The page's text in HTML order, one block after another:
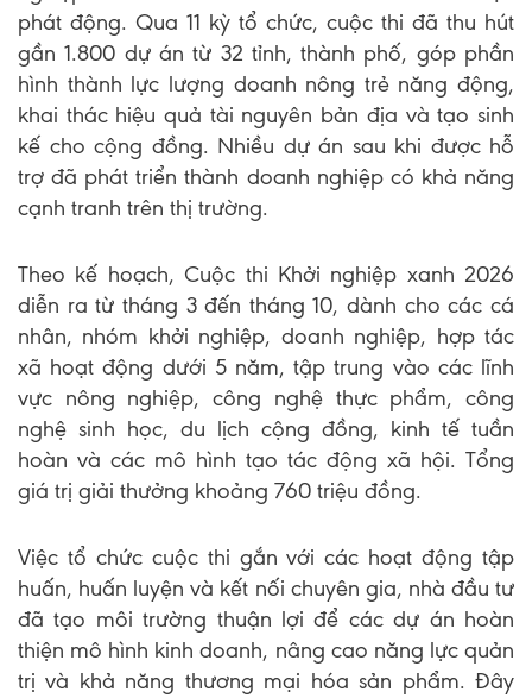
phát động. Qua 11 kỳ tổ chức, cuộc thi đã thu hút
gần 1.800 dự án từ 32 tỉnh, thành phố, góp phần
hình thành lực lượng doanh nông trẻ năng động,
khai thác hiệu quả tài nguyên bản địa và tạo sinh
kế cho cộng đồng. Nhiều dự án sau khi được hỗ
trợ đã phát triển thành doanh nghiệp có khả năng
cạnh tranh trên thị trường.
Theo kế hoạch, Cuộc thi Khởi nghiệp xanh 2026
diễn ra từ tháng 3 đến tháng 10, dành cho các cá
nhân, nhóm khởi nghiệp, doanh nghiệp, hợp tác
xã hoạt động dưới 5 năm, tập trung vào các lĩnh
vực nông nghiệp, công nghệ thực phẩm, công
nghệ sinh học, du lịch cộng đồng, kinh tế tuần
hoàn và các mô hình tạo tác động xã hội. Tổng
giá trị giải thưởng khoảng 760 triệu đồng.
Việc tổ chức cuộc thi gắn với các hoạt động tập
huấn, huấn luyện và kết nối chuyên gia, nhà đầu tư
đã tạo môi trường thuận lợi để các dự án hoàn
thiện mô hình kinh doanh, nâng cao năng lực quản
trị và khả năng thương mại hóa sản phẩm. Đây